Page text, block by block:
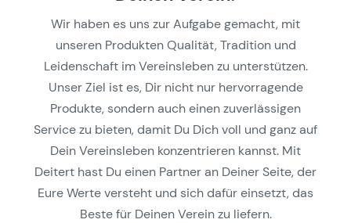
Wir haben es uns zur Aufgabe gemacht, mit
unseren Produkten Qualität, Tradition und
Leidenschaft im Vereinsleben zu unterstützen.
Unser Ziel ist es, Dir nicht nur hervorragende
Produkte, sondern auch einen zuverlässigen
Service zu bieten, damit Du Dich voll und ganz auf
Dein Vereinsleben konzentrieren kannst. Mit
Deitert hast Du einen Partner an Deiner Seite, der
Eure Werte versteht und sich dafür einsetzt, das
Beste für Deinen Verein zu liefern.